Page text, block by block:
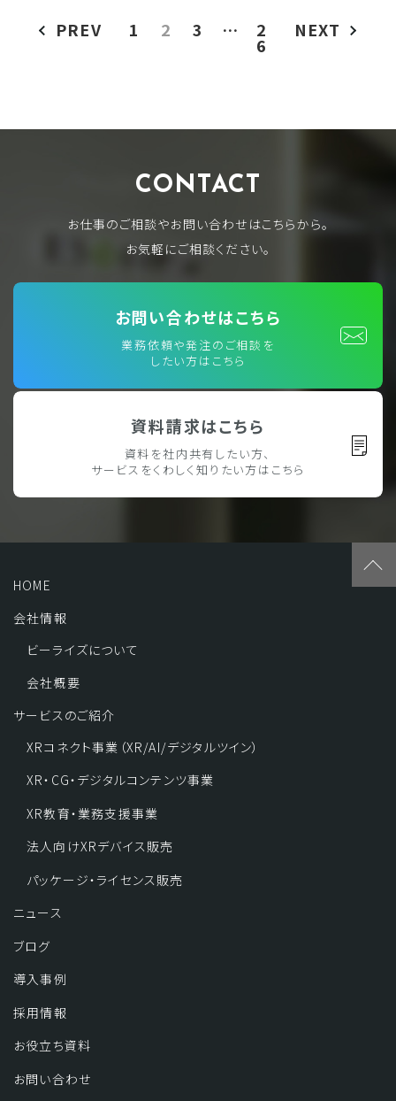
PREV 1 2 3 … 2
6
NEXT
CONTACT
お仕事のご相談やお問い合わせはこちらから。
お気軽にご相談ください。
お問い合わせはこちら
業務依頼や発注のご相談を
したい方はこちら
資料請求はこちら
資料を社内共有したい方、
サービスをくわしく知りたい方はこちら
HOME
会社情報
ビーライズについて
会社概要
サービスのご紹介
XRコネクト事業（XR/AI/デジタルツイン）
XR・CG・デジタルコンテンツ事業
XR教育・業務支援事業
法人向けXRデバイス販売
パッケージ・ライセンス販売
ニュース
ブログ
導入事例
採用情報
お役立ち資料
お問い合わせ